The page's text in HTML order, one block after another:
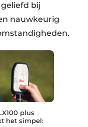
bij
nauwkeurig
plus
het simpel: